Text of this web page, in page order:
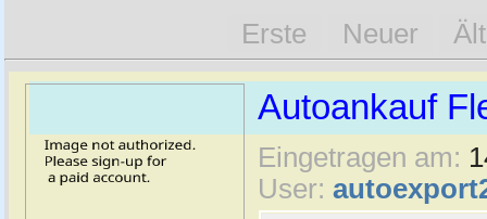
Erste Neuer
Autoankauf
Eingetragen am:
User: